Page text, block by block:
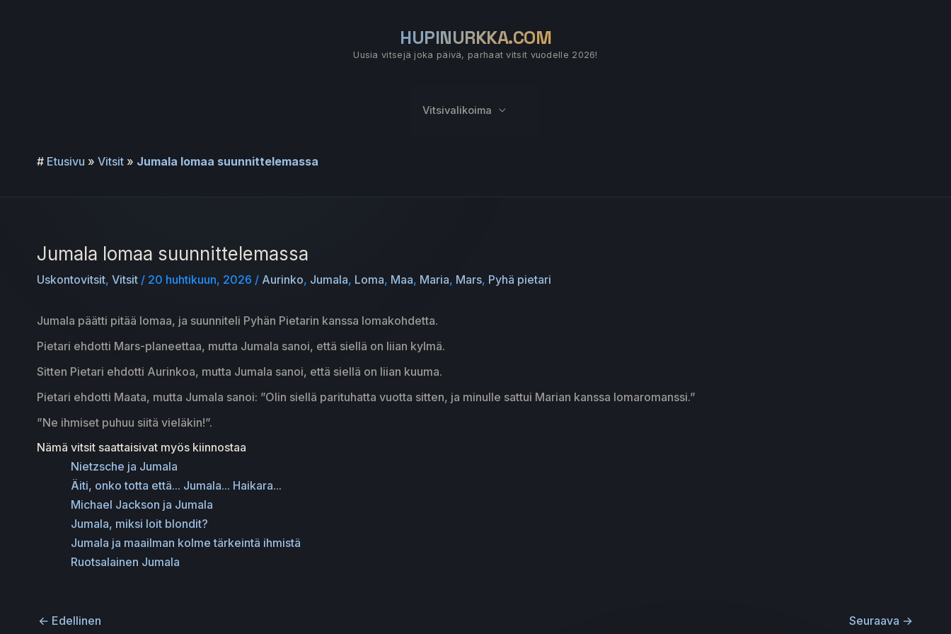
HUPINURKKA.COM
Uusia vitsejä joka päivä, parhaat vitsit vuodelle 2026!
Vitsivalikoima
# Etusivu » Vitsit » Jumala lomaa suunnittelemassa
Jumala lomaa suunnittelemassa
Uskontovitsit, Vitsit / 20 huhtikuun, 2026 / Aurinko, Jumala, Loma, Maa, Maria, Mars, Pyhä pietari
Jumala päätti pitää lomaa, ja suunniteli Pyhän Pietarin kanssa lomakohdetta.
Pietari ehdotti Mars-planeettaa, mutta Jumala sanoi, että siellä on liian kylmä.
Sitten Pietari ehdotti Aurinkoa, mutta Jumala sanoi, että siellä on liian kuuma.
Pietari ehdotti Maata, mutta Jumala sanoi: ”Olin siellä parituhatta vuotta sitten, ja minulle sattui Marian kanssa lomaromanssi.”
”Ne ihmiset puhuu siitä vieläkin!”.
Nämä vitsit saattaisivat myös kiinnostaa
Nietzsche ja Jumala
Äiti, onko totta että... Jumala... Haikara...
Michael Jackson ja Jumala
Jumala, miksi loit blondit?
Jumala ja maailman kolme tärkeintä ihmistä
Ruotsalainen Jumala
← Edellinen Seuraava →